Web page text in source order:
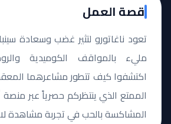
قصة العمل
تعود ناغاتورو لتثير غضب وسعادة
مليء بالمواقف الكوميدية
اكتشفوا كيف تتطور مشاعرهما
الممتع الذي ينتظركم حصرياً عبر منصة
المشاكسة بالحب في تجربة مشاهدة